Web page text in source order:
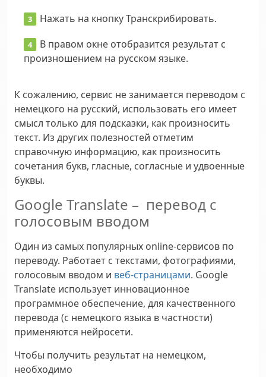
Нажать на кнопку Транскрибировать.
В правом окне отобразится результат с
произношением на русском языке.
К сожалению, сервис не занимается переводом с
немецкого на русский, использовать его имеет
смысл только для подсказки, как произносить
текст. Из других полезностей отметим
справочную информацию, как произносить
сочетания букв, гласные, согласные и удвоенные
буквы.
Google Translate – перевод с
голосовым вводом
Один из самых популярных online-сервисов по
переводу. Работает с текстами, фотографиями,
голосовым вводом и веб-страницами. Google
Translate использует инновационное
программное обеспечение, для качественного
перевода (с немецкого языка в частности)
применяются нейросети.
Чтобы получить результат на немецком,
необходимо